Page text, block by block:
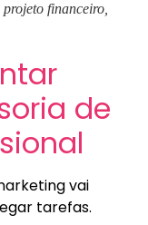
financeiro,
de
vai
tarefas.